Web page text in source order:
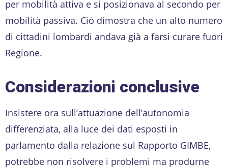
per mobilità attiva e si posizionava al secondo per
mobilità passiva. Ciò dimostra che un alto numero
di cittadini lombardi andava già a farsi curare fuori
Regione.
Considerazioni conclusive
Insistere ora sull’attuazione dell’autonomia
differenziata, alla luce dei dati esposti in
parlamento dalla relazione sul Rapporto GIMBE,
potrebbe non risolvere i problemi ma produrne